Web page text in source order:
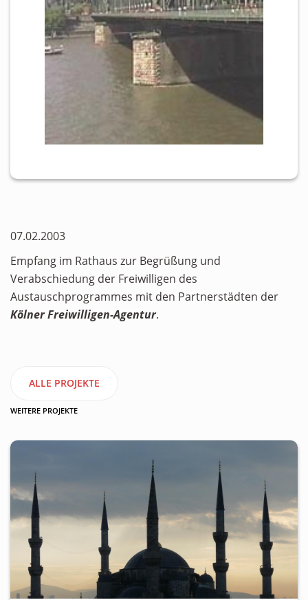
07.02.2003
Empfang im Rathaus zur Begrüßung und
Verabschiedung der Freiwilligen des
Austauschprogrammes mit den Partnerstädten der
Kölner Freiwilligen-Agentur.
ALLE PROJEKTE
WEITERE PROJEKTE